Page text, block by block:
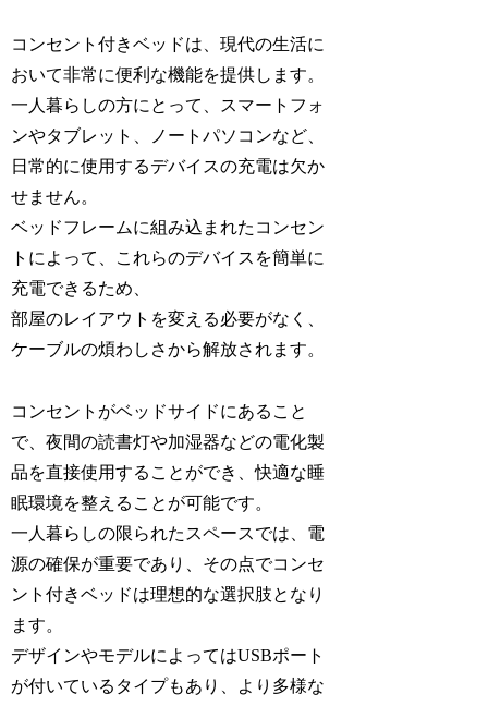
コンセント付きベッドは、現代の生活に
おいて非常に便利な機能を提供します。
一人暮らしの方にとって、スマートフォ
ンやタブレット、ノートパソコンなど、
日常的に使用するデバイスの充電は欠か
せません。
ベッドフレームに組み込まれたコンセン
トによって、これらのデバイスを簡単に
充電できるため、
部屋のレイアウトを変える必要がなく、
ケーブルの煩わしさから解放されます。
コンセントがベッドサイドにあること
で、夜間の読書灯や加湿器などの電化製
品を直接使用することができ、快適な睡
眠環境を整えることが可能です。
一人暮らしの限られたスペースでは、電
源の確保が重要であり、その点でコンセ
ント付きベッドは理想的な選択肢となり
ます。
デザインやモデルによってはUSBポート
が付いているタイプもあり、より多様な